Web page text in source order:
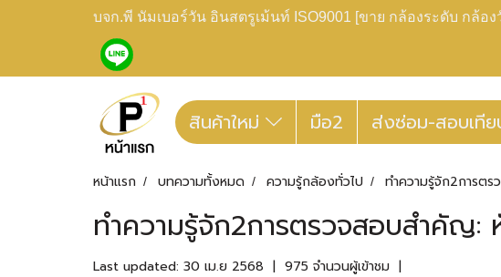
บจก.พี นัมเบอร์วัน อินสตรูเม้นท์ ISO9001 [ขาย กล้องระดับ กล้
สินค้าใหม่ มือ2 ส่งซ่อม-สอบเทีย
หน้าแรก บทความทั้งหมด ความรู้กล้องทั่วไป ทำความรู้จัก2การต
ทำความรู้จัก2การตรวจสอบสำคัญ:
Last updated: 30 เม.ย 2568 | 975 จำนวนผู้เข้าชม |